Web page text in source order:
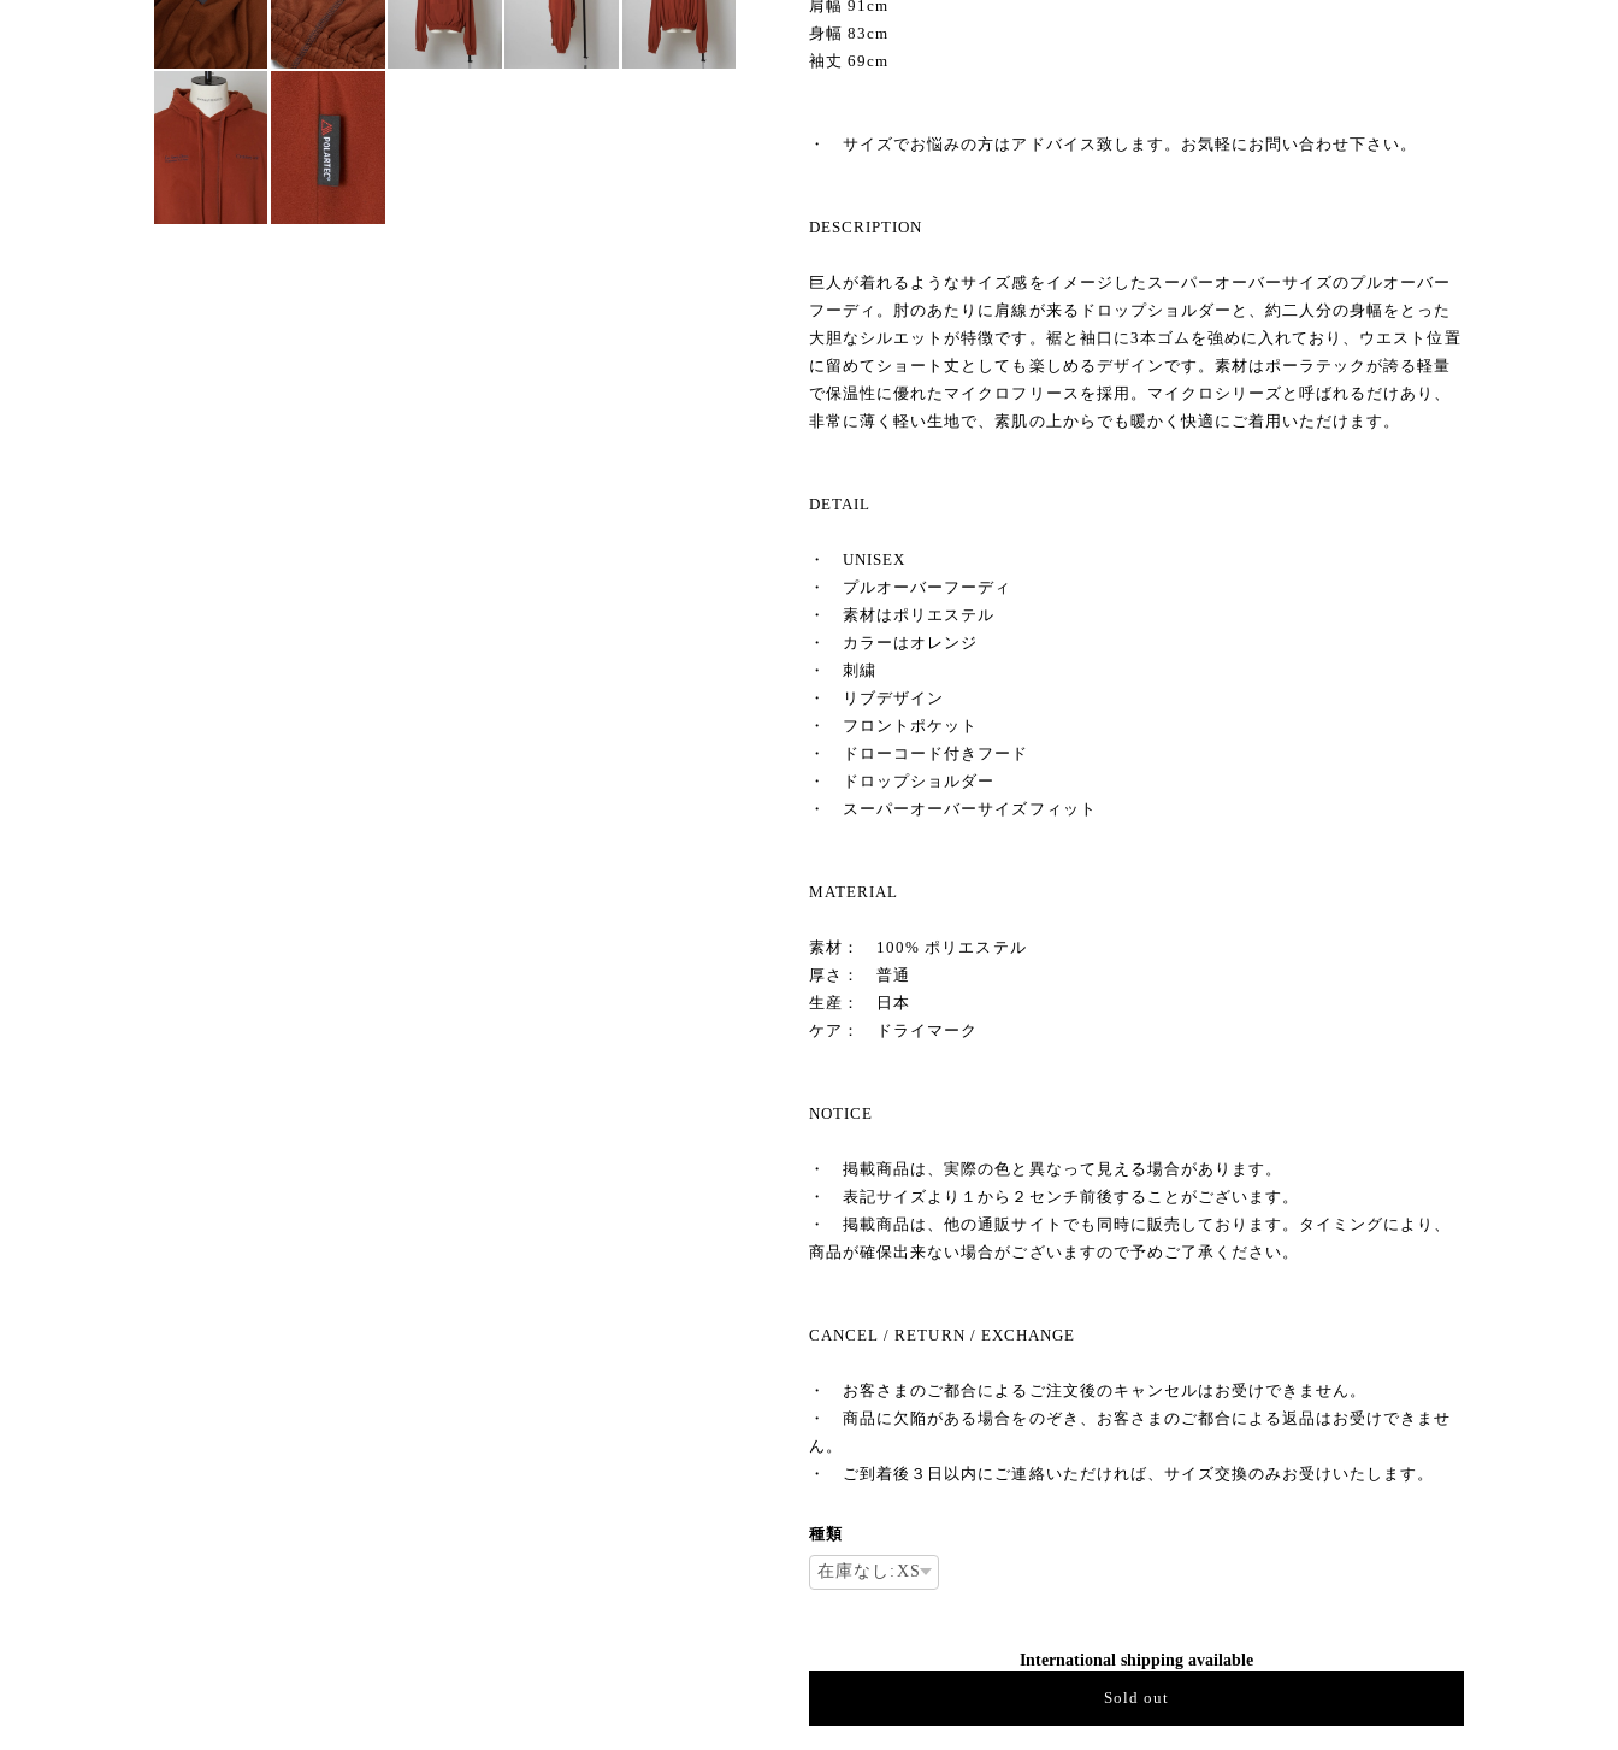
肩幅 91cm
身幅 83cm
袖丈 69cm
・ サイズでお悩みの方はアドバイス致します。お気軽にお問い合わせ下さい。
DESCRIPTION
巨人が着れるようなサイズ感をイメージしたスーパーオーバーサイズのプルオーバー
フーディ。肘のあたりに肩線が来るドロップショルダーと、約二人分の身幅をとった
大胆なシルエットが特徴です。裾と袖口に3本ゴムを強めに入れており、ウエスト位置
に留めてショート丈としても楽しめるデザインです。素材はポーラテックが誇る軽量
で保温性に優れたマイクロフリースを採用。マイクロシリーズと呼ばれるだけあり、
非常に薄く軽い生地で、素肌の上からでも暖かく快適にご着用いただけます。
DETAIL
・ UNISEX
・ プルオーバーフーディ
・ 素材はポリエステル
・ カラーはオレンジ
・ 刺繍
・ リブデザイン
・ フロントポケット
・ ドローコード付きフード
・ ドロップショルダー
・ スーパーオーバーサイズフィット
MATERIAL
素材： 100% ポリエステル
厚さ： 普通
生産： 日本
ケア： ドライマーク
NOTICE
・ 掲載商品は、実際の色と異なって見える場合があります。
・ 表記サイズより１から２センチ前後することがございます。
・ 掲載商品は、他の通販サイトでも同時に販売しております。タイミングにより、
商品が確保出来ない場合がございますので予めご了承ください。
CANCEL / RETURN / EXCHANGE
・ お客さまのご都合によるご注文後のキャンセルはお受けできません。
・ 商品に欠陥がある場合をのぞき、お客さまのご都合による返品はお受けできませ
ん。
・ ご到着後３日以内にご連絡いただければ、サイズ交換のみお受けいたします。
種類
International shipping available
Sold out